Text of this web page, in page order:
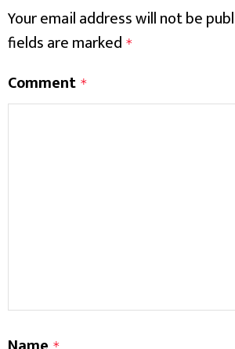
Your email address will not be
fields are marked *
Comment *